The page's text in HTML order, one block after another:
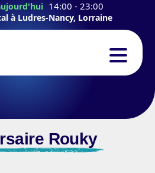
14:00 - 23:00
à Ludres-Nancy, Lorraine
Rouky